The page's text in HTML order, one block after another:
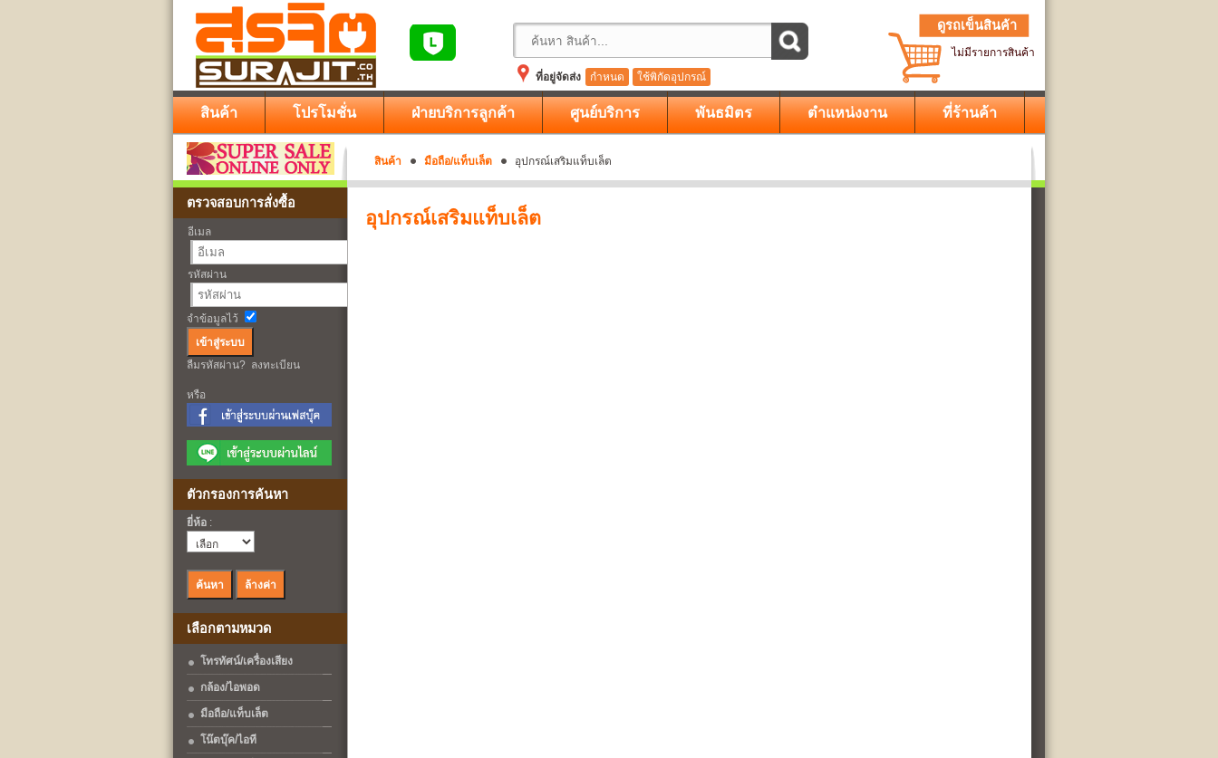
ดูรถเข็นสินค้า
ไม่มีรายการสินค้า
ที่อยู่จัดส่ง
กำหนด ใช้พิกัดอุปกรณ์
สินค้า โปรโมชั่น ฝ่ายบริการลูกค้า ศูนย์บริการ พันธมิตร ตำแหน่งงาน ที่ร้านค้า
สินค้า มือถือ/แท็บเล็ต อุปกรณ์เสริมแท็บเล็ต
อุปกรณ์เสริมแท็บเล็ต
ตรวจสอบการสั่งซื้อ
อีเมล
รหัสผ่าน
จำข้อมูลไว้
ลืมรหัสผ่าน? ลงทะเบียน
หรือ
ตัวกรองการค้นหา
ยี่ห้อ :
เลือกตามหมวด
โทรทัศน์/เครื่องเสียง
กล้อง/ไอพอด
มือถือ/แท็บเล็ต
โน๊ตบุ๊ค/ไอที